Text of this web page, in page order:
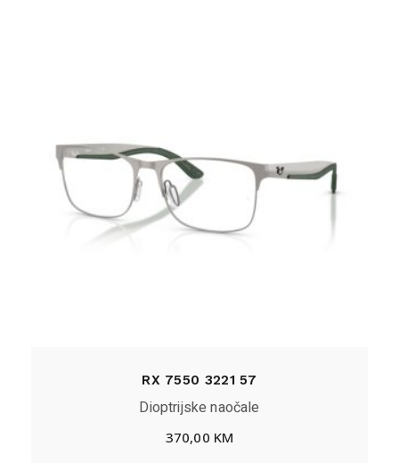
RX 7550 3221 57
Dioptrijske naočale
370,00 KM